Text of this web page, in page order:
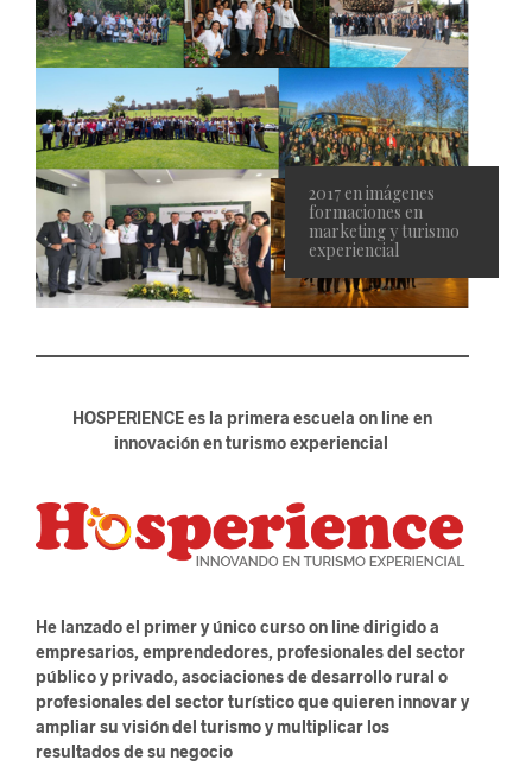
2017 en imágenes
formaciones en
marketing y turismo
experiencial
HOSPERIENCE es la primera escuela on line en
innovación en turismo experiencial
He lanzado el primer y único curso on line dirigido a
empresarios, emprendedores, profesionales del sector
público y privado, asociaciones de desarrollo rural o
profesionales del sector turístico que quieren innovar y
ampliar su visión del turismo y multiplicar los
resultados de su negocio